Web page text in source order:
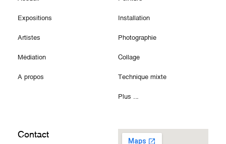
Expositions
Artistes
Médiation
A propos
Installation
Photographie
Collage
Technique mixte
Plus ...
Contact